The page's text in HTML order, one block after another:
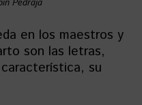
Pedraja
en los maestros y
son las letras,
su